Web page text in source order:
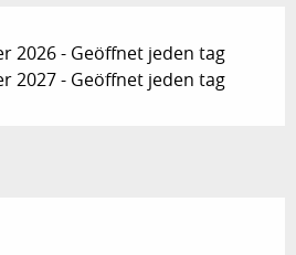
2026 - Geöffnet jeden tag
2027 - Geöffnet jeden tag